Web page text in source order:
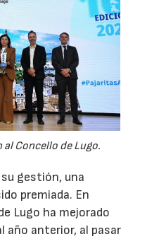
Concello de Lugo.
gestión, una
premiada. En
Lugo ha mejorado
año anterior, al pasar